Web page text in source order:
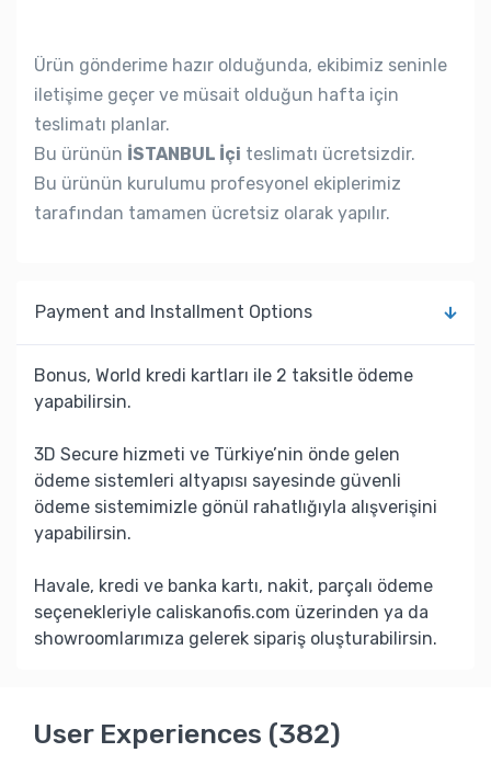
Ürün gönderime hazır olduğunda, ekibimiz seninle
iletişime geçer ve müsait olduğun hafta için
teslimatı planlar.
Bu ürünün İSTANBUL İçi teslimatı ücretsizdir.
Bu ürünün kurulumu profesyonel ekiplerimiz
tarafından tamamen ücretsiz olarak yapılır.
Payment and Installment Options
Bonus, World kredi kartları ile 2 taksitle ödeme
yapabilirsin.
3D Secure hizmeti ve Türkiye’nin önde gelen
ödeme sistemleri altyapısı sayesinde güvenli
ödeme sistemimizle gönül rahatlığıyla alışverişini
yapabilirsin.
Havale, kredi ve banka kartı, nakit, parçalı ödeme
seçenekleriyle caliskanofis.com üzerinden ya da
showroomlarımıza gelerek sipariş oluşturabilirsin.
User Experiences (382)